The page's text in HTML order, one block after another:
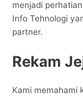
menjadi
Info Tehnologi
partner.
Rekam
Kami memahami